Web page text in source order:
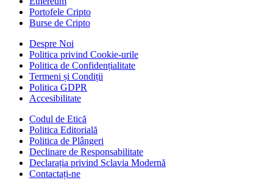
Portofele Cripto
Burse de Cripto
Despre Noi
Politica privind Cookie-urile
Politica de Confidențialitate
Termeni și Condiții
Politica GDPR
Accesibilitate
Codul de Etică
Politica Editorială
Politica de Plângeri
Declinare de Responsabilitate
Declarația privind Sclavia Modernă
Contactați-ne